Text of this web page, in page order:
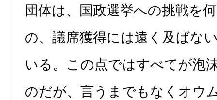
団体は、国政選挙への挑戦を
の、議席獲得には遠く及ばな
いる。この点ではすべてが泡
のだが、言うまでもなくオウ